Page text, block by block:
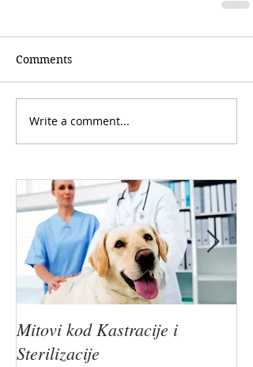
Comments
Write a comment...
Mitovi kod Kastracije i
Sterilizacije